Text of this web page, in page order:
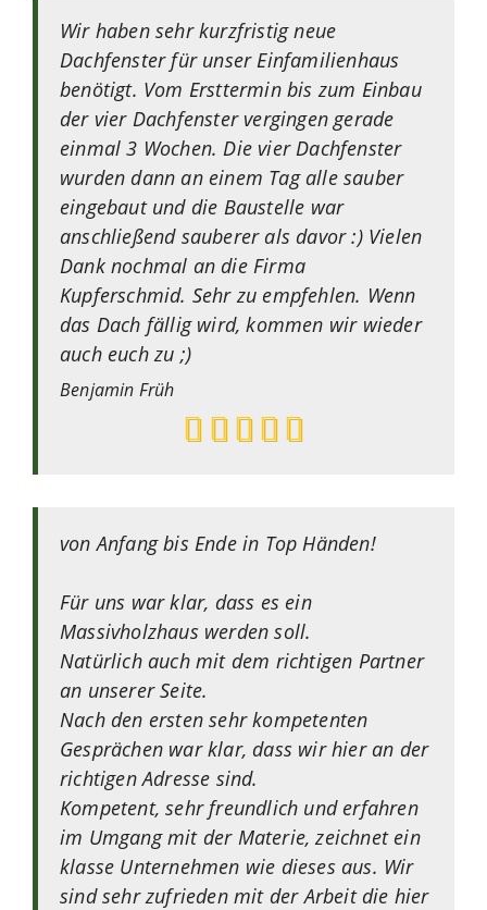
Wir haben sehr kurzfristig neue
Dachfenster für unser Einfamilienhaus
benötigt. Vom Ersttermin bis zum Einbau
der vier Dachfenster vergingen gerade
einmal 3 Wochen. Die vier Dachfenster
wurden dann an einem Tag alle sauber
eingebaut und die Baustelle war
anschließend sauberer als davor :) Vielen
Dank nochmal an die Firma
Kupferschmid. Sehr zu empfehlen. Wenn
das Dach fällig wird, kommen wir wieder
auch euch zu ;)
Benjamin Früh
von Anfang bis Ende in Top Händen!
Für uns war klar, dass es ein
Massivholzhaus werden soll.
Natürlich auch mit dem richtigen Partner
an unserer Seite.
Nach den ersten sehr kompetenten
Gesprächen war klar, dass wir hier an der
richtigen Adresse sind.
Kompetent, sehr freundlich und erfahren
im Umgang mit der Materie, zeichnet ein
klasse Unternehmen wie dieses aus. Wir
sind sehr zufrieden mit der Arbeit die hier